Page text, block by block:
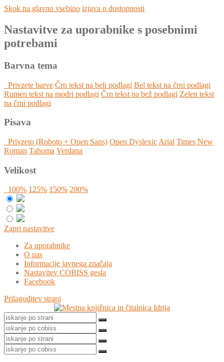
Skok na glavno vsebino izjava o dostopnosti
Nastavitve za uporabnike s posebnimi
potrebami
Barvna tema
Privzete barve Črn tekst na beli podlagi Bel tekst na črni podlagi
Rumen tekst na modri podlagi Črn tekst na bež podlagi Zelen tekst
na črni podlagi
Pisava
Privzeto (Roboto + Open Sans) Open Dyslexic Arial Times New
Roman Tahoma Verdana
Velikost
100% 125% 150% 200%
Zapri nastavitve
Za uporabnike
O nas
Informacije javnega značaja
Nastavitev COBISS gesla
Facebook
Prilagoditev strani